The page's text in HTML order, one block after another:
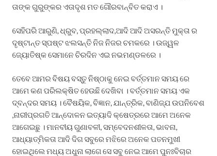
ତାଙ୍କ ଗୁରୁଙ୍କର ଏତାଦୃଶ ମତ ଗୌରବାନ୍ବିତ କରାଏ ।
ସେହିପରି ଆରୁଣି, ଧ୍ରୁବ, ପ୍ରହଲ୍ଲାଦ,ଆଦି ଆଦି ଅସରନ୍ତି ମୁକ୍ତା ର
ଦୃଷ୍ଟାନ୍ତ ସ୍ପଷ୍ଟ ଝଲସନ୍ତି ନିଜ ନିଜର ଚମକରେ । ଉଜ୍ୱଳ
ଜ୍ୟୋତିଷ୍କ ସେମାନେ ଚିରଦିନ ଏଇ ନଭମଣ୍ଡଳରେ ।
ତେବେ ଆମର ବିଷୟ ବସ୍ତୁ ନିଷ୍ଠାକୁ ନେଇ ବର୍ତ୍ତମାନ ସମୟ ରେ
ଆମେ କଣ ପରିଲକ୍ଷିତ ହେଉଛି ଦେଖିବା । ବର୍ତ୍ତମାନ ସମୟ ଏକ
ଦ୍ବନ୍ଦର ସମୟ । ବୈଷୟିକ, ବିଜ୍ଞାନ, ଯାନ୍ତ୍ରିକ, ବାଣିଜ୍ଯ ଉପନିବେଶ
,ନାରୀପ୍ରଗତି ଆନ୍ଦୋଳନ ଇତ୍ୟାଦି କ୍ଷେତ୍ରରେ ଆମେ ଅନେକ
ଆଗେଇଛୁ । ମାନବୀୟ ଗୁଣାବଳୀ, ସମ୍ବେଦନଶୀଳତା, ଭାବନା,
ଆଧ୍ୟାତ୍ମିକତା ଆଦି ଦିଗ ସବୁରେ ମଝିରେ ଅନେକ ପତନମୁଖୀ
ହୋଇଥିଲେ ମଧ୍ୟ ଅଧୁନା ଲାଗେ ସେ ସବୁ ନେଇ ଆମେ ପୁନଃବିଚାର